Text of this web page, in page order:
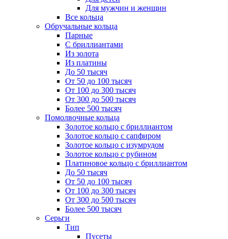
Для мужчин и женщин
Все кольца
Обручальные кольца
Парные
С бриллиантами
Из золота
Из платины
До 50 тысяч
От 50 до 100 тысяч
От 100 до 300 тысяч
От 300 до 500 тысяч
Более 500 тысяч
Помолвочные кольца
Золотое кольцо с бриллиантом
Золотое кольцо с сапфиром
Золотое кольцо с изумрудом
Золотое кольцо с рубином
Платиновое кольцо с бриллиантом
До 50 тысяч
От 50 до 100 тысяч
От 100 до 300 тысяч
От 300 до 500 тысяч
Более 500 тысяч
Серьги
Тип
Пусеты